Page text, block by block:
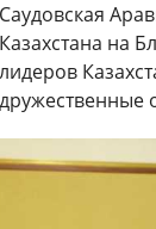
Саудовская
Казахстана на
лидеров
дружественные